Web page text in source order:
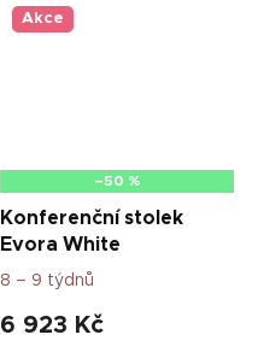
Akce
–50 %
Konferenční stolek
Evora White
8 – 9 týdnů
6 923 Kč